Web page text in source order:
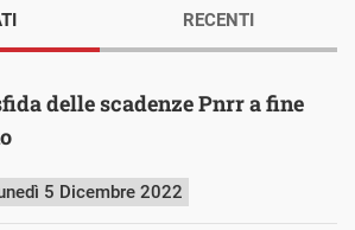
delle scadenze Pnrr a fine
5 Dicembre 2022
RECENTI